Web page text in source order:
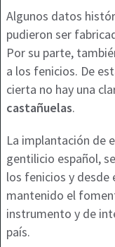
Algunos datos
pudieron ser
Por su parte,
a los fenicios. De
cierta no hay una
castañuelas.
La implantación de
gentilicio español,
los fenicios y desde
mantenido el
instrumento y de
país.